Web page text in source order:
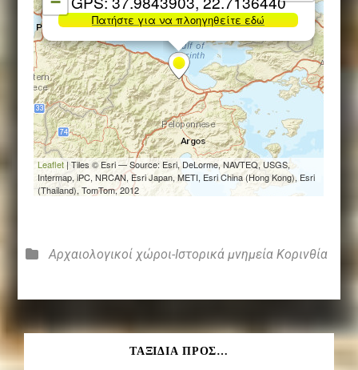
Κατηγορίες
Αρχαιολογικοί χώροι-Ιστορικά μνημεία Κορινθία
ΤΑΞΊΔΙΑ ΠΡΟΣ…